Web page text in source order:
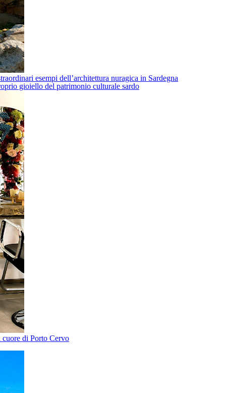
esempi dell’architettura nuragica in Sardegna
gioiello del patrimonio culturale sardo
cuore di Porto Cervo